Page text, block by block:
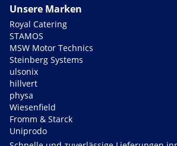
Unsere Marken
Royal Catering
STAMOS
MSW Motor Technics
Steinberg Systems
ulsonix
hillvert
physa
Wiesenfield
Fromm & Starck
Uniprodo